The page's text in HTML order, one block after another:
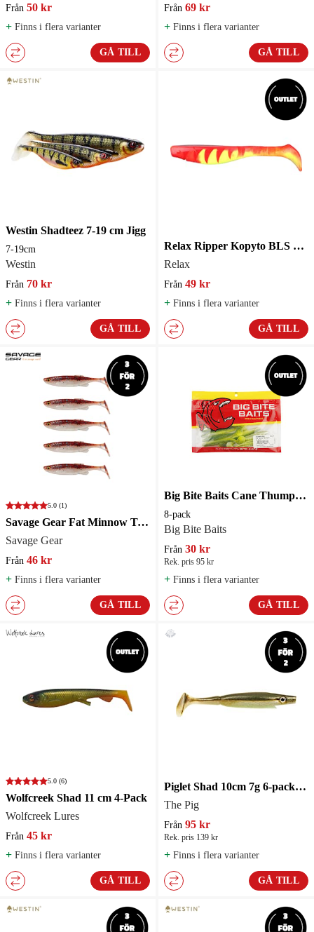
Från 50 kr
+ Finns i flera varianter
GÅ TILL
Från 69 kr
+ Finns i flera varianter
GÅ TILL
Westin Shadteez 7-19 cm Jigg
7-19cm
Westin
Från 70 kr
+ Finns i flera varianter
GÅ TILL
Relax Ripper Kopyto BLS 8L 8'' 20cm 2-pack
Relax
Från 49 kr
+ Finns i flera varianter
GÅ TILL
5.0 (1)
Savage Gear Fat Minnow T-tail 5pcs
Savage Gear
Från 46 kr
+ Finns i flera varianter
GÅ TILL
Big Bite Baits Cane Thumper 9cm jigg
8-pack
Big Bite Baits
Från 30 kr
Rek. pris 95 kr
+ Finns i flera varianter
GÅ TILL
5.0 (6)
Wolfcreek Shad 11 cm 4-Pack
Wolfcreek Lures
Från 45 kr
+ Finns i flera varianter
GÅ TILL
Piglet Shad 10cm 7g 6-pack Jigg
The Pig
Från 95 kr
Rek. pris 139 kr
+ Finns i flera varianter
GÅ TILL